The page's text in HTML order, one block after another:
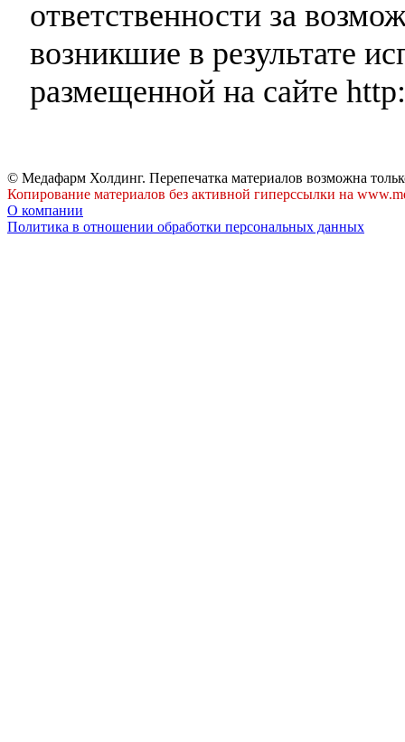
ответственности за
возникшие в результате
размещенной на сайте
© Медафарм Холдинг. Перепечатка материалов возможна
Копирование материалов без активной гиперссылки на
О компании
Политика в отношении обработки персональных данных